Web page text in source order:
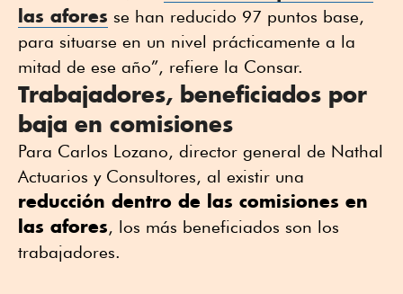
las afores se han reducido 97 puntos base,
para situarse en un nivel prácticamente a la
mitad de ese año”, refiere la Consar.
Trabajadores, beneficiados por
baja en comisiones
Para Carlos Lozano, director general de Nathal
Actuarios y Consultores, al existir una
reducción dentro de las comisiones en
las afores, los más beneficiados son los
trabajadores.